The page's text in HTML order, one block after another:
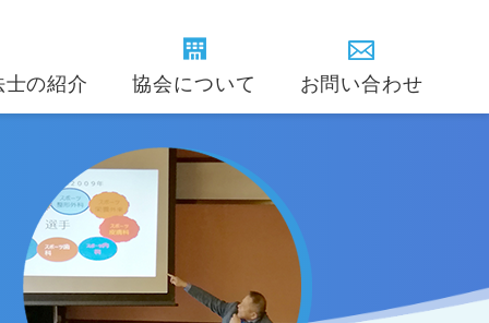
卓球療法の歴史
(精神疾患)
る質問
の紹介
賛助会員(団体)の紹介
協会について
学会
定款
お問い合わせ